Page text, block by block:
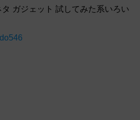
ガジェット 試してみた系いろい